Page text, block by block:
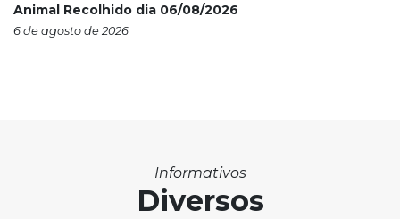
Animal Recolhido dia 06/08/2026
6 de agosto de 2026
Informativos
Diversos